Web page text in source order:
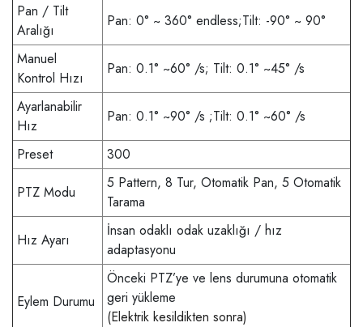
Pan / Tilt
Aralığı
Pan: 0° ~ 360° endless;Tilt: -90° ~ 90°
Manuel
Kontrol Hızı
Pan: 0.1° ~60° /s; Tilt: 0.1° ~45° /s
Ayarlanabilir
Hız
Pan: 0.1° ~90° /s ;Tilt: 0.1° ~60° /s
Preset 300
PTZ Modu
5 Pattern, 8 Tur, Otomatik Pan, 5 Otomatik
Tarama
Hız Ayarı
İnsan odaklı odak uzaklığı / hız
adaptasyonu
Eylem Durumu
Önceki PTZ’ye ve lens durumuna otomatik
geri yükleme
(Elektrik kesildikten sonra)